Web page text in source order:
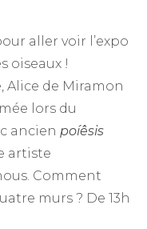
aller voir l’expo
oiseaux !
Alice de Miramon
lors du
ancien poíêsis
artiste
Comment
murs ? De 13h